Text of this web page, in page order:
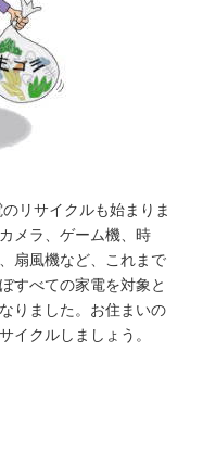
リサイクルも始まりま
メラ、ゲーム機、時
扇風機など、これまで
すべての家電を対象と
りました。お住まいの
イクルしましょう。